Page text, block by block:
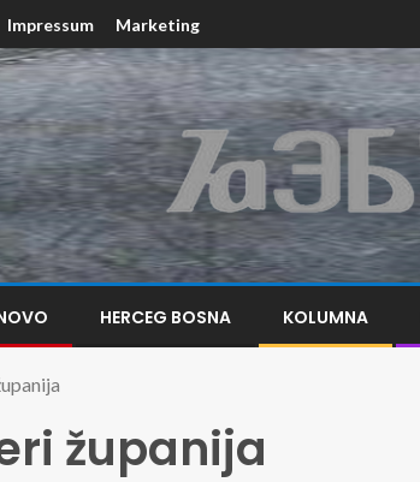
Impressum Marketing
HERCEG BOSNA KOLUMNA
županija